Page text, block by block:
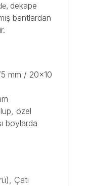
dekape
bantlardan
mm / 20x10
özel
boylarda
Çatı